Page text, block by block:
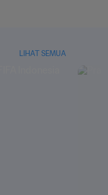
LIHAT SEMUA